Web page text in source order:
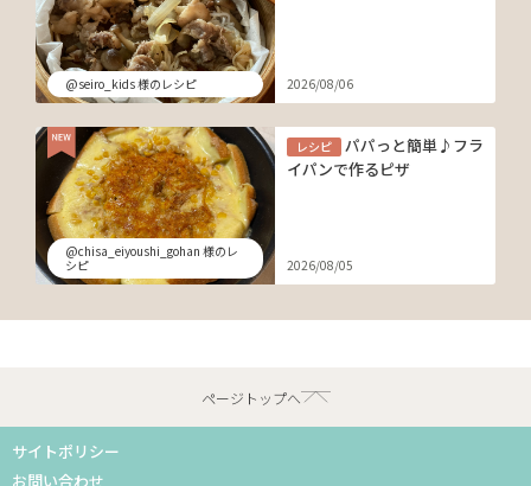
@seiro_kids 様のレシピ 2026/08/06
@chisa_eiyoushi_gohan 様のレ
シピ
レシピ
パパっと簡単♪フラ
イパンで作るピザ
2026/08/05
ページトップへ
サイトポリシー
お問い合わせ